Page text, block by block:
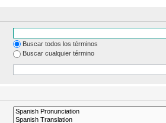
Buscar todos los términos
Buscar cualquier término